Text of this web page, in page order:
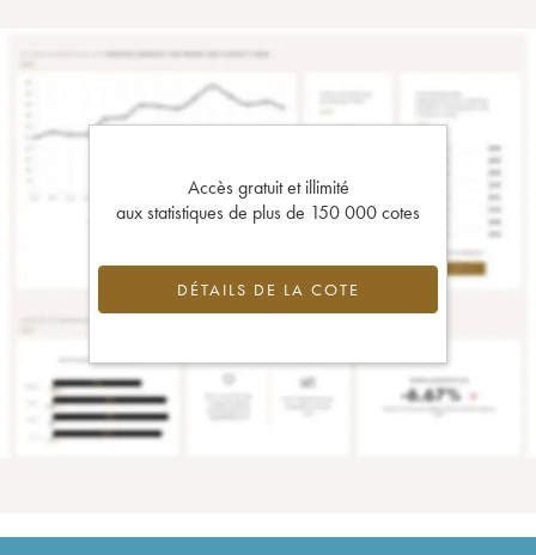
Accès gratuit et illimité
aux statistiques de plus de 150 000 cotes
DÉTAILS DE LA COTE